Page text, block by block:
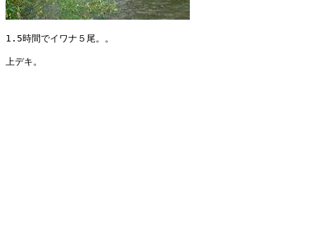
1.5時間でイワナ５尾。。
上デキ。